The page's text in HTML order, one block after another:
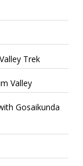
Trek
Valley
Gosaikunda